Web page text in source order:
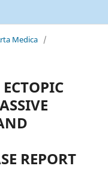
Medica /
REPORT